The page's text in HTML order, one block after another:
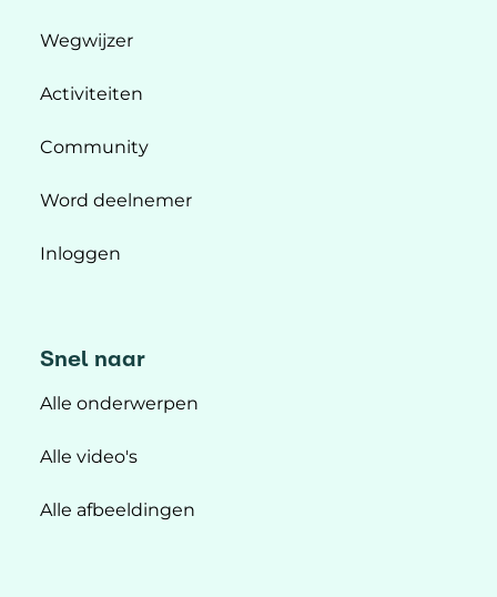
Wegwijzer
Activiteiten
Community
Word deelnemer
Inloggen
Snel naar
Alle onderwerpen
Alle video's
Alle afbeeldingen